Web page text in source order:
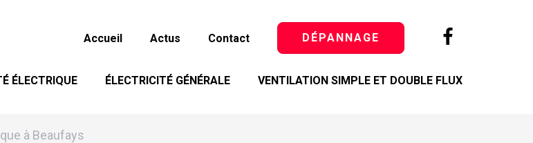
Accueil Actus Contact DÉPANNAGE
ÉLECTRIQUE ÉLECTRICITÉ GÉNÉRALE VENTILATION SIMPLE ET DOUBLE FLUX
à Beaufays